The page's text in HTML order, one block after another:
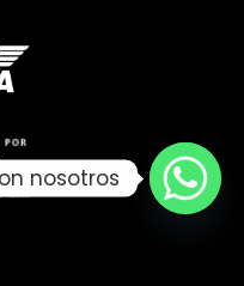
nosotros